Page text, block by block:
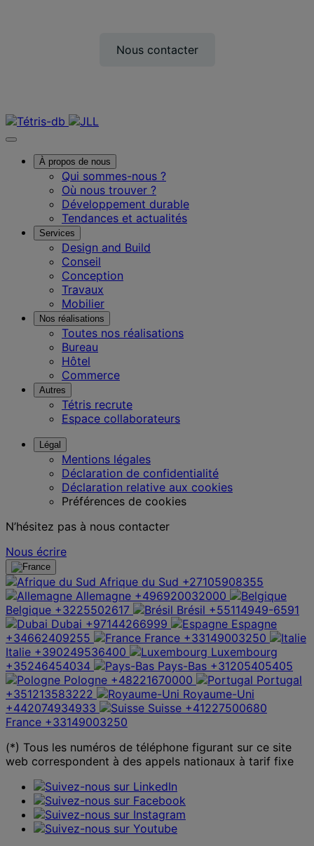
Nous contacter
À propos de nous
Qui sommes-nous ?
Où nous trouver ?
Développement durable
Tendances et actualités
Services
Design and Build
Conseil
Conception
Travaux
Mobilier
Nos réalisations
Toutes nos réalisations
Bureau
Hôtel
Commerce
Autres
Tétris recrute
Espace collaborateurs
Légal
Mentions légales
Déclaration de confidentialité
Déclaration relative aux cookies
Préférences de cookies
N’hésitez pas à nous contacter
Nous écrire
Afrique du Sud +27105908355
Allemagne +496920032000
Belgique +3225502617 Brésil +55114949-6591
Dubai +97144266999
Espagne
+34662409255
France +33149003250
Italie +390249536400
Luxembourg
+35246454034
Pays-Bas +31205405405
Pologne +48221670000
Portugal
+351213583222
Royaume-Uni
+442074934933
Suisse +41227500680
France +33149003250
(*) Tous les numéros de téléphone figurant sur ce site
web correspondent à des appels nationaux à tarif fixe